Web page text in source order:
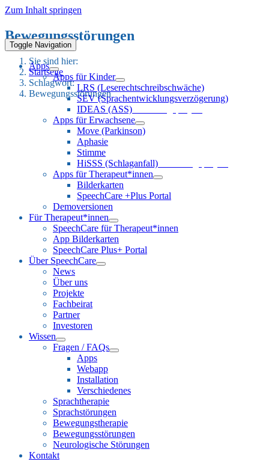
Zum Inhalt springen
Toggle Navigation
Apps
Apps für Kinder
LRS (Leserechtschreibschwäche)
SEV (Sprachentwicklungsverzögerung)
IDEAS (ASS)
Apps für Erwachsene
Move (Parkinson)
Aphasie
Stimme
HiSSS (Schlaganfall)
Apps für Therapeut*innen
Bilderkarten
SpeechCare +Plus Portal
Demoversionen
Für Therapeut*innen
SpeechCare für Therapeut*innen
App Bilderkarten
SpeechCare Plus+ Portal
Über SpeechCare
News
Über uns
Projekte
Fachbeirat
Partner
Investoren
Wissen
Fragen / FAQs
Apps
Webapp
Installation
Verschiedenes
Sprachtherapie
Sprachstörungen
Bewegungstherapie
Bewegungsstörungen
Neurologische Störungen
Kontakt
Bewegungsstörungen
Sie sind hier:
Startseite
Schlagwort:
Bewegungsstörungen